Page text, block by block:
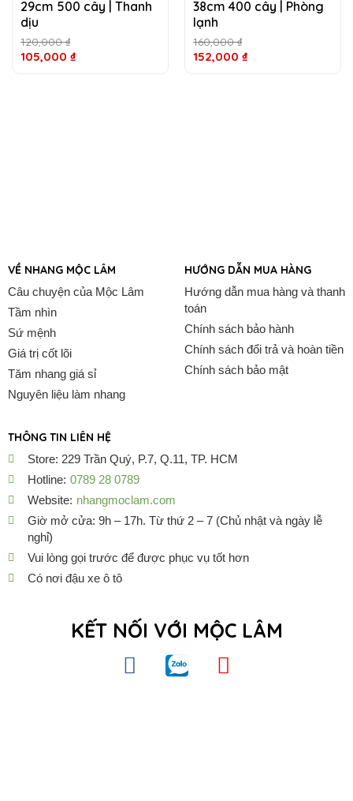
29cm 500 cây | Thanh
dịu
120,000₫
105,000 ₫
38cm 400 cây | Phòng
lạnh
160,000₫
152,000 ₫
VỀ NHANG MỘC LÂM
Câu chuyện của Mộc Lâm
Tầm nhìn
Sứ mệnh
Giá trị cốt lõi
Tăm nhang giá sỉ
Nguyên liệu làm nhang
HƯỚNG DẪN MUA HÀNG
Hướng dẫn mua hàng và thanh
toán
Chính sách bảo hành
Chính sách đổi trả và hoàn tiền
Chính sách bảo mật
THÔNG TIN LIÊN HỆ
Store: 229 Trần Quý, P.7, Q.11, TP. HCM
Hotline: 0789 28 0789
Website: nhangmoclam.com
Giờ mở cửa: 9h – 17h. Từ thứ 2 – 7 (Chủ nhật và ngày lễ
nghỉ)
Vui lòng gọi trước để được phục vụ tốt hơn
Có nơi đậu xe ô tô
KẾT NỐI VỚI MỘC LÂM
F
a
Z
a
Y
o